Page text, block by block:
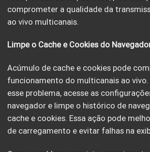
comprometer a qualidade da
ao vivo multicanais.
Limpe o Cache e Cookies do
Acúmulo de cache e cookies pode
funcionamento do multicanais ao vivo.
esse problema, acesse as
navegador e limpe o histórico de
cache e cookies. Essa ação pode
de carregamento e evitar falhas na